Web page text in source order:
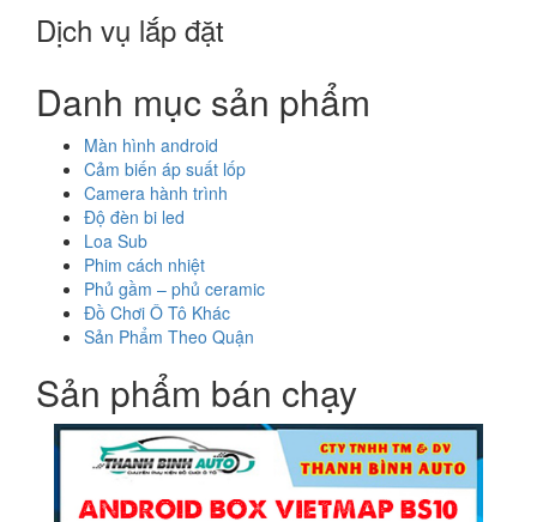
Dịch vụ lắp đặt
Danh mục sản phẩm
Màn hình android
Cảm biến áp suất lốp
Camera hành trình
Độ đèn bi led
Loa Sub
Phim cách nhiệt
Phủ gầm – phủ ceramic
Đồ Chơi Ô Tô Khác
Sản Phẩm Theo Quận
Sản phẩm bán chạy